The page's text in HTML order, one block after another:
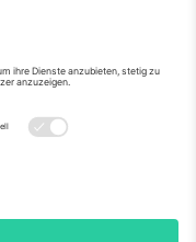
kann je nach
Veranstaltungsseite, im